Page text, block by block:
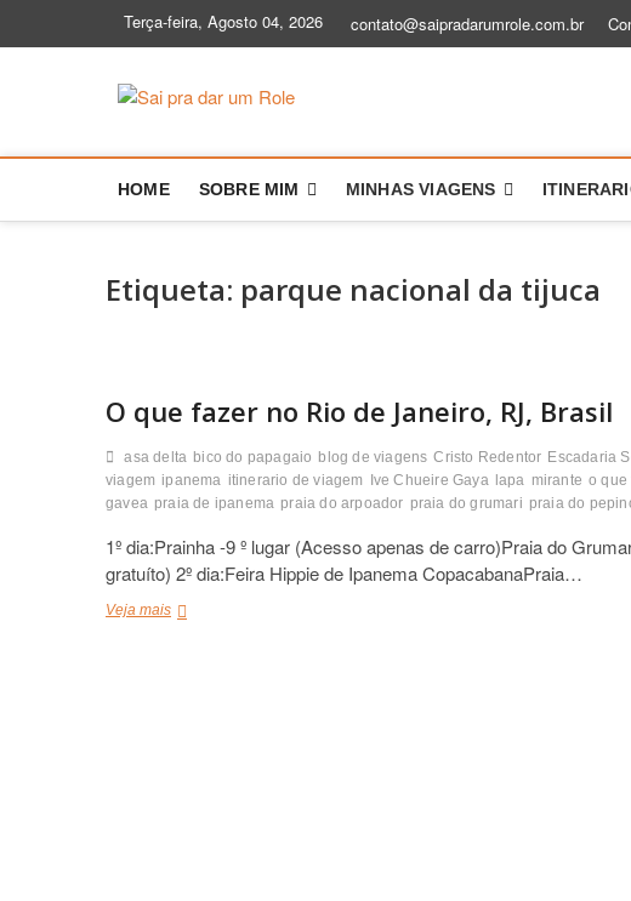
Terça-feira, Agosto 04, 2026 contato@saipradarumrole.com.br
HOME SOBRE MIM MINHAS VIAGENS
Etiqueta: parque nacional da tijuca
O que fazer no Rio de Janeiro, RJ, Brasil
asa delta bico do papagaio blog de viagens Cristo Redentor Escadaria
viagem ipanema itinerario de viagem Ive Chueire Gaya lapa mirante o que
gavea praia de ipanema praia do arpoador praia do grumari praia do
1º dia:Prainha -9 º lugar (Acesso apenas de carro)Praia do
gratuíto) 2º dia:Feira Hippie de Ipanema CopacabanaPraia…
Veja maisO